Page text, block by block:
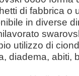
di fabbrica o
in diverse
utilizzo di
diadema, abiti,